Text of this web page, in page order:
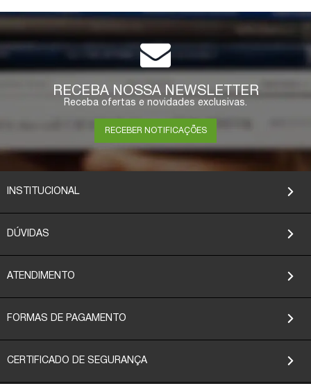
RECEBA NOSSA NEWSLETTER
Receba ofertas e novidades exclusivas.
RECEBER NOTIFICAÇÕES
INSTITUCIONAL
DÚVIDAS
ATENDIMENTO
FORMAS DE PAGAMENTO
CERTIFICADO DE SEGURANÇA